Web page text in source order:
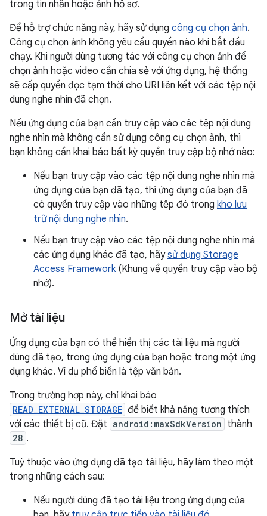
trong tin nhắn hoặc ảnh hồ sơ.
Để hỗ trợ chức năng này, hãy sử dụng công cụ chọn ảnh.
Công cụ chọn ảnh không yêu cầu quyền nào khi bắt đầu
chạy. Khi người dùng tương tác với công cụ chọn ảnh để
chọn ảnh hoặc video cần chia sẻ với ứng dụng, hệ thống
sẽ cấp quyền đọc tạm thời cho URI liên kết với các tệp nội
dung nghe nhìn đã chọn.
Nếu ứng dụng của bạn cần truy cập vào các tệp nội dung
nghe nhìn mà không cần sử dụng công cụ chọn ảnh, thì
bạn không cần khai báo bất kỳ quyền truy cập bộ nhớ nào:
Nếu bạn truy cập vào các tệp nội dung nghe nhìn mà
ứng dụng của bạn đã tạo, thì ứng dụng của bạn đã
có quyền truy cập vào những tệp đó trong kho lưu
trữ nội dung nghe nhìn.
Nếu bạn truy cập vào các tệp nội dung nghe nhìn mà
các ứng dụng khác đã tạo, hãysử dụng Storage
Access Framework(Khung về quyền truy cập vào bộ
nhớ).
Mở tài liệu
Ứng dụng của bạn có thể hiển thị các tài liệu mà người
dùng đã tạo, trong ứng dụng của bạn hoặc trong một ứng
dụng khác. Ví dụ phổ biến là tệp văn bản.
Trong trường hợp này, chỉ khai báo
READ_EXTERNAL_STORAGE để biết khả năng tương thích
với các thiết bị cũ. Đặt android:maxSdkVersion thành
28 .
Tuỳ thuộc vào ứng dụng đã tạo tài liệu, hãy làm theo một
trong những cách sau:
Nếu người dùng đã tạo tài liệu trong ứng dụng của